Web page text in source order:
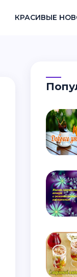
КРАСИВЫЕ